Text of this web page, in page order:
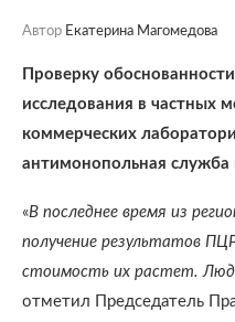
Автор Екатерина Магомедова
Проверку
исследования в частных
коммерческих
антимонопольная служба
«В последнее время из
получение результатов
стоимость их растет.
отметил Председатель